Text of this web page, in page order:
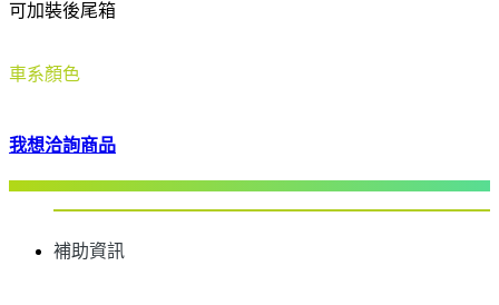
可加裝後尾箱
車系顏色
我想洽詢商品
補助資訊